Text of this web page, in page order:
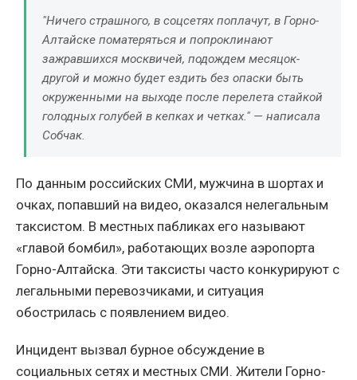
"Ничего страшного, в соцсетях поплачут, в Горно-
Алтайске поматеряться и попроклинают
зажравшихся москвичей, подождем месяцок-
другой и можно будет ездить без опаски быть
окруженными на выходе после перелета стайкой
голодных голубей в кепках и четках." — написала
Собчак.
По данным российских СМИ, мужчина в шортах и
очках, попавший на видео, оказался нелегальным
таксистом. В местных пабликах его называют
«главой бомбил», работающих возле аэропорта
Горно-Алтайска. Эти таксисты часто конкурируют с
легальными перевозчиками, и ситуация
обострилась с появлением видео.
Инцидент вызвал бурное обсуждение в
социальных сетях и местных СМИ. Жители Горно-